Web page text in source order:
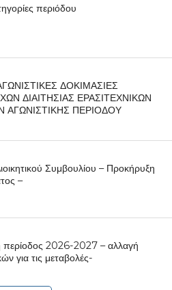
περιόδου
ΔΟΚΙΜΑΣΙΕΣ
ΔΙΑΙΤΗΣΙΑΣ ΕΡΑΣΙΤΕΧΝΙΚΩΝ
ΑΓΩΝΙΣΤΙΚΗΣ ΠΕΡΙΟΔΟΥ
Συμβουλίου – Προκήρυξη
–
περίοδος 2026-2027 – αλλαγή
για τις μεταβολές-